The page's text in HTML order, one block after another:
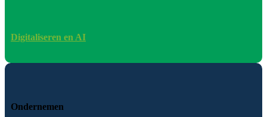
Digitaliseren en AI
Ondernemen